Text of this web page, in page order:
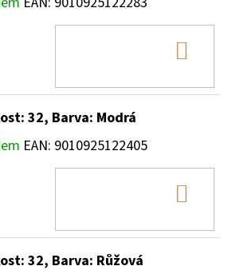
32, Barva: Modrá
EAN: 9010925122405
32, Barva: Růžová